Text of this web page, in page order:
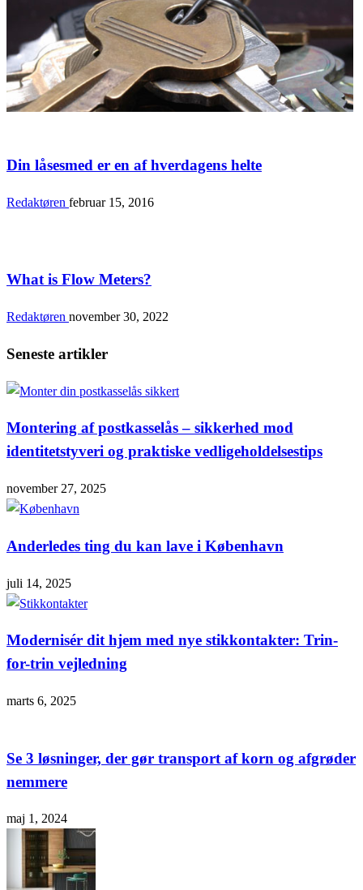
Din låsesmed er en af hverdagens helte
Redaktøren februar 15, 2016
What is Flow Meters?
Redaktøren november 30, 2022
Seneste artikler
Montering af postkasselås – sikkerhed mod
identitetstyveri og praktiske vedligeholdelsestips
november 27, 2025
Anderledes ting du kan lave i København
juli 14, 2025
Modernisér dit hjem med nye stikkontakter: Trin-
for-trin vejledning
marts 6, 2025
Se 3 løsninger, der gør transport af korn og afgrøder
nemmere
maj 1, 2024